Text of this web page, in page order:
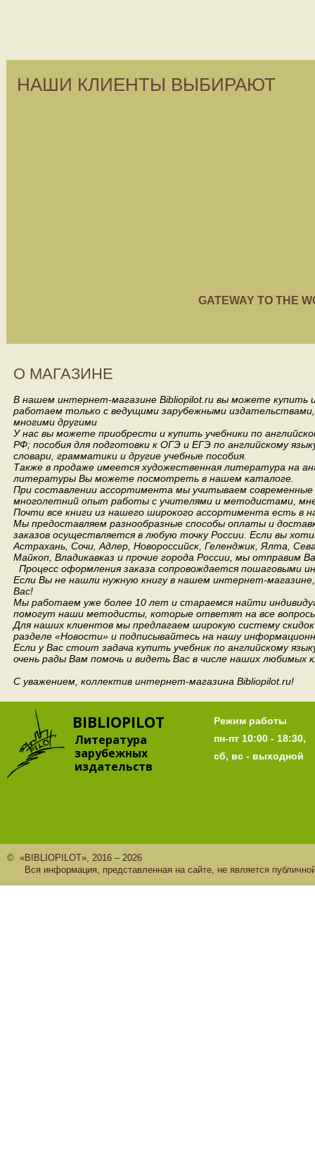
НАШИ КЛИЕНТЫ ВЫБИРАЮТ
GATEWAY TO THE
О МАГАЗИНЕ
В нашем интернет-магазине Bibliopilot.ru вы можете купить
работаем только с ведущими зарубежными издательствами,
многими другими
У нас вы можете приобрести и купить учебники по
РФ; пособия для подготовки к ОГЭ и ЕГЭ по английскому
словари, грамматики и другие учебные пособия.
Также в продаже имеется художественная литература на
литературы Вы можете посмотреть в нашем каталоге.
При составлении ассортимента мы учитываем
многолетний опыт работы с учителями и методистами,
Почти все книги из нашего широкого ассортимента есть в
Мы предоставляем разнообразные способы оплаты и
заказов осуществляется в любую точку России. Если вы
Астрахань, Сочи, Адлер, Новороссийск, Геленджик, Ялта,
Майкоп, Владикавказ и прочие города России, мы отправим
Процесс оформления заказа сопровождается пошаговыми
Если Вы не нашли нужную книгу в нашем интернет-
Вас!
Мы работаем уже более 10 лет и стараемся найти
помогут наши методисты, которые ответят на все
Для наших клиентов мы предлагаем широкую систему
разделе «Новости» и подписывайтесь на нашу
Если у Вас стоит задача купить учебник по английскому
очень рады Вам помочь и видеть Вас в числе наших любимых
С уважением, коллектив интернет-магазина Bibliopilot.ru!
BIBLIOPILOT
Литература
зарубежных
издательств
Режим работы
пн-пт 10:00 - 18:30,
сб, вс - выходной
© «BIBLIOPILOT», 2016 – 2026
Вся информация, представленная на сайте, не является